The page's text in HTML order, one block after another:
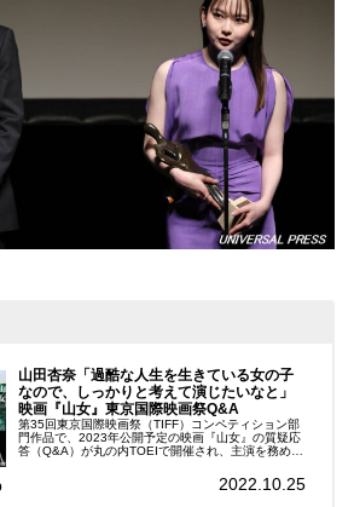
山田杏奈「過酷な人生を生きている女の子
なので、しっかりと考えて演じたいなと」
映画『山女』東京国際映画祭Q&A
第35回東京国際映画祭（TIFF）コンペティション部
門作品で、2023年公開予定の映画『山女』の質疑応
答（Q&A）が丸の内TOEIで開催され、主演を務めた
いて語った。映画『山女』第35回東京国際...2022.10.25